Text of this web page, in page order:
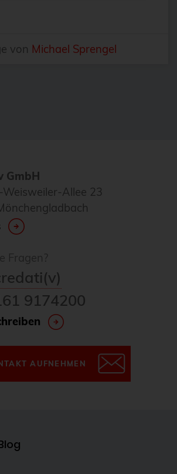
von Michael Sprengel
GmbH
Weisweiler-Allee 23
9174200
AUFNEHMEN